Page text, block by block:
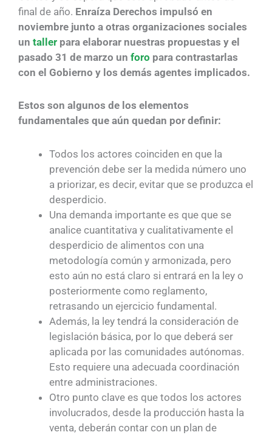
final de año. Enraíza Derechos impulsó en
noviembre junto a otras organizaciones sociales
un taller para elaborar nuestras propuestas y el
pasado 31 de marzo un foro para contrastarlas
con el Gobierno y los demás agentes implicados.
Estos son algunos de los elementos
fundamentales que aún quedan por definir:
Todos los actores coinciden en que la
prevención debe ser la medida número uno
a priorizar, es decir, evitar que se produzca el
desperdicio.
Una demanda importante es que que se
analice cuantitativa y cualitativamente el
desperdicio de alimentos con una
metodología común y armonizada, pero
esto aún no está claro si entrará en la ley o
posteriormente como reglamento,
retrasando un ejercicio fundamental.
Además, la ley tendrá la consideración de
legislación básica, por lo que deberá ser
aplicada por las comunidades autónomas.
Esto requiere una adecuada coordinación
entre administraciones.
Otro punto clave es que todos los actores
involucrados, desde la producción hasta la
venta, deberán contar con un plan de